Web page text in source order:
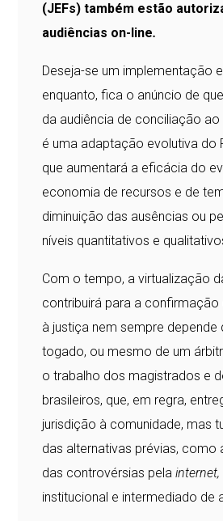
(JEFs) também estão
audiências on-line.
Deseja-se um implementação
enquanto, fica o anúncio de
da audiência de conciliação ao
é uma adaptação evolutiva do
que aumentará a eficácia do
economia de recursos e de
diminuição das ausências ou
níveis quantitativos e
Com o tempo, a virtualização
contribuirá para a
à justiça nem sempre depende
togado, ou mesmo de um
o trabalho dos magistrados e
brasileiros, que, em regra,
jurisdição à comunidade, mas
das alternativas prévias, como
das controvérsias pelainternet,
institucional e intermediado de